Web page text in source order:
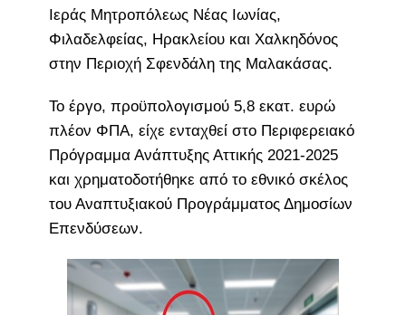
Ιεράς Μητροπόλεως Νέας Ιωνίας,
Φιλαδελφείας, Ηρακλείου και Χαλκηδόνος
στην Περιοχή Σφενδάλη της Μαλακάσας.
Το έργο, προϋπολογισμού 5,8 εκατ. ευρώ
πλέον ΦΠΑ, είχε ενταχθεί στο Περιφερειακό
Πρόγραμμα Ανάπτυξης Αττικής 2021-2025
και χρηματοδοτήθηκε από το εθνικό σκέλος
του Αναπτυξιακού Προγράμματος Δημοσίων
Επενδύσεων.